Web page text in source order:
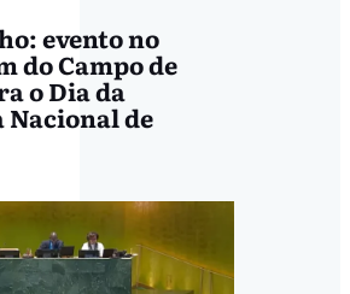
evento no
do Campo de
o Dia da
Nacional de